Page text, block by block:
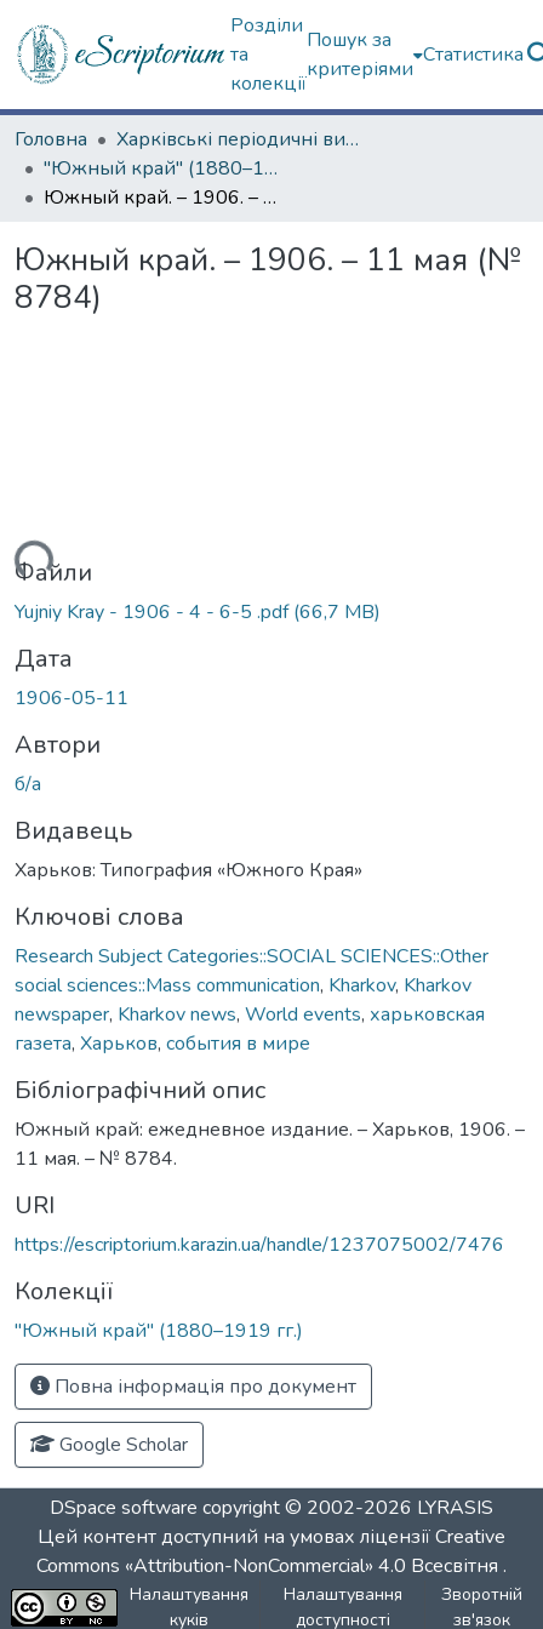
Розділи
та
колекції
Пошук за
критеріями
Статистика
Головна
Харківські періодичні видання
"Южный край" (1880–1919 гг.)
Южный край. – 1906. – 11 мая (№ 8784)
Южный край. – 1906. – 11 мая (№
8784)
Файли
Yujniy Kray - 1906 - 4 - 6-5 .pdf(66,7 MB)
Дата
1906-05-11
Автори
б/а
Видавець
Харьков: Типография «Южного Края»
Ключові слова
Research Subject Categories::SOCIAL SCIENCES::Other
social sciences::Mass communication, Kharkov, Kharkov
newspaper, Kharkov news, World events, харьковская
газета, Харьков, события в мире
Бібліографічний опис
Южный край: ежедневное издание. – Харьков, 1906. –
11 мая. – № 8784.
URI
https://escriptorium.karazin.ua/handle/1237075002/7476
Колекції
"Южный край" (1880–1919 гг.)
Повна інформація про документ
Google Scholar
DSpace software copyright © 2002-2026 LYRASIS
Цей контент доступний на умовах ліцензіїCreative
Commons «Attribution-NonCommercial» 4.0 Всесвітня .
Налаштування
куків
Налаштування
доступності
Зворотній
зв'язок